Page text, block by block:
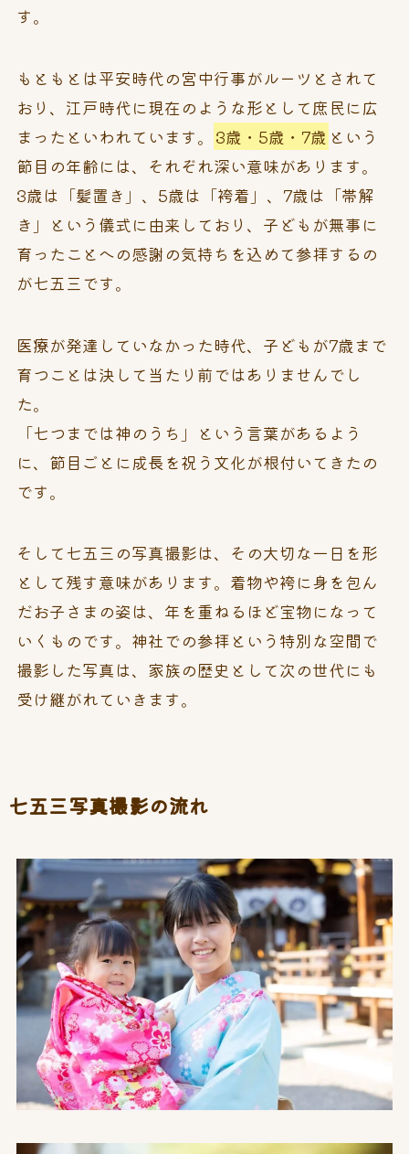
す。
もともとは平安時代の宮中行事がルーツとされて
おり、江戸時代に現在のような形として庶民に広
まったといわれています。 3歳・5歳・7歳 という
節目の年齢には、それぞれ深い意味があります。
3歳は「髪置き」、5歳は「袴着」、7歳は「帯解
き」という儀式に由来しており、子どもが無事に
育ったことへの感謝の気持ちを込めて参拝するの
が七五三です。
医療が発達していなかった時代、子どもが7歳まで
育つことは決して当たり前ではありませんでし
た。
「七つまでは神のうち」という言葉があるよう
に、節目ごとに成長を祝う文化が根付いてきたの
です。
そして七五三の写真撮影は、その大切な一日を形
として残す意味があります。着物や袴に身を包ん
だお子さまの姿は、年を重ねるほど宝物になって
いくものです。神社での参拝という特別な空間で
撮影した写真は、家族の歴史として次の世代にも
受け継がれていきます。
七五三写真撮影の流れ